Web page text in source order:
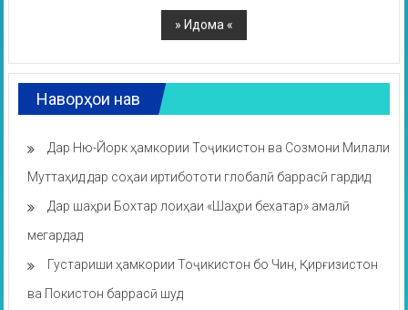
Наворҳои нав
Дар Ню-Йорк ҳамкории Тоҷикистон ва Созмони Милали
Муттаҳид дар соҳаи иртибототи глобалӣ баррасӣ гардид
Дар шаҳри Бохтар лоиҳаи «Шаҳри бехатар» амалӣ
мегардад
Густариши ҳамкории Тоҷикистон бо Чин, Қирғизистон
ва Покистон баррасӣ шуд